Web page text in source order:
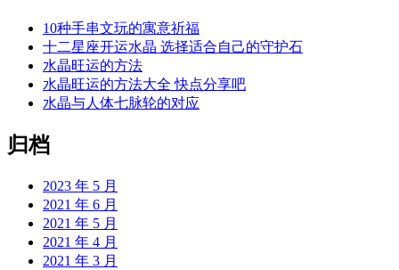
10种手串文玩的寓意祈福
十二星座开运水晶 选择适合自己的守护石
水晶旺运的方法
水晶旺运的方法大全 快点分享吧
水晶与人体七脉轮的对应
归档
2023 年 5 月
2021 年 6 月
2021 年 5 月
2021 年 4 月
2021 年 3 月